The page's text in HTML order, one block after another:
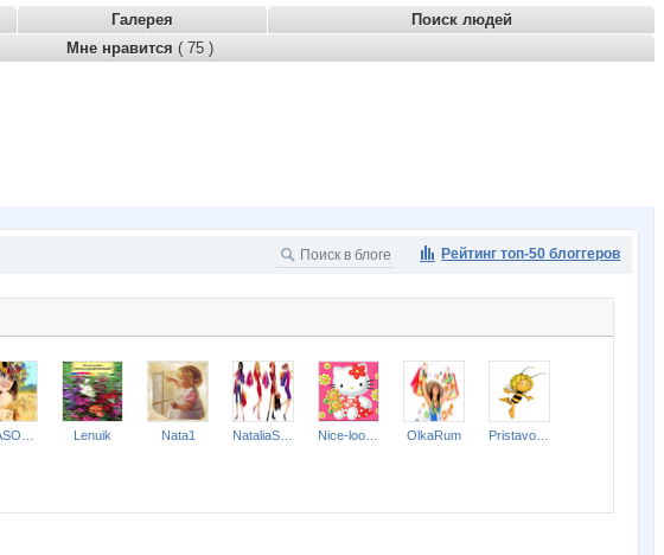
Галерея
Поиск людей
Мне нравится ( 75 )
Рейтинг топ-50 блоггеров
Lenuik Nata1 OlkaRum